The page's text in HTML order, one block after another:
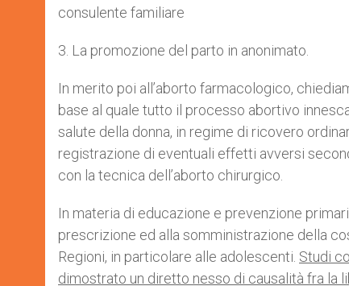
consulente familiare
3. La promozione del parto in anonimato.
In merito poi all’aborto farmacologico,
base al quale tutto il processo abortivo
salute della donna, in regime di ricovero
registrazione di eventuali effetti avversi
con la tecnica dell’aborto chirurgico.
In materia di educazione e prevenzione
prescrizione ed alla somministrazione della
Regioni, in particolare alle adolescenti. Studi
dimostrato un diretto nesso di causalità fra la